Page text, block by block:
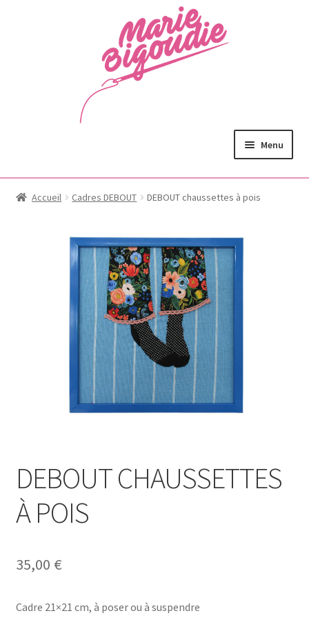
Menu
Accueil Cadres DEBOUT DEBOUT chaussettes à pois
DEBOUT CHAUSSETTES
À POIS
35,00 €
Cadre 21×21 cm, à poser ou à suspendre